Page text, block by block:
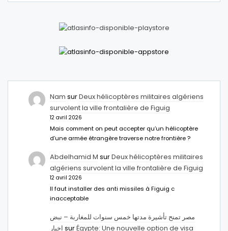
Nam surDeux hélicoptères militaires algériens
survolent la ville frontalière de Figuig
12 avril 2026
Mais comment on peut accepter qu’un hélicoptère
d’une armée étrangère traverse notre frontière ?
Abdelhamid M surDeux hélicoptères militaires
algériens survolent la ville frontalière de Figuig
12 avril 2026
Il faut installer des anti missiles à Figuig c
inacceptable
مصر تمنح تأشيرة مدتها خمس سنوات للمغاربة – نبض
اخبار surÉgypte: Une nouvelle option de visa